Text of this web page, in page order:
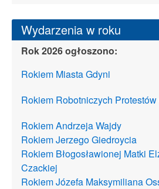
Wydarzenia w roku
Rok 2026 ogłoszono:
Rokiem Miasta Gdyni
Rokiem Robotniczych
Rokiem Andrzeja Wajdy
Rokiem Jerzego Giedroycia
Rokiem Błogosławionej Matki
Czackiej
Rokiem Józefa Maksymiliana